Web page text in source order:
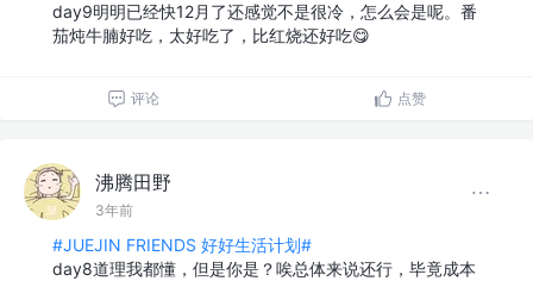
day9明明已经快12月了还感觉不是很冷，怎么会是呢。番
茄炖牛腩好吃，太好吃了，比红烧还好吃😋
评论 点赞
沸腾田野
3年前
#JUEJIN FRIENDS 好好生活计划#
day8道理我都懂，但是你是？唉总体来说还行，毕竟成本